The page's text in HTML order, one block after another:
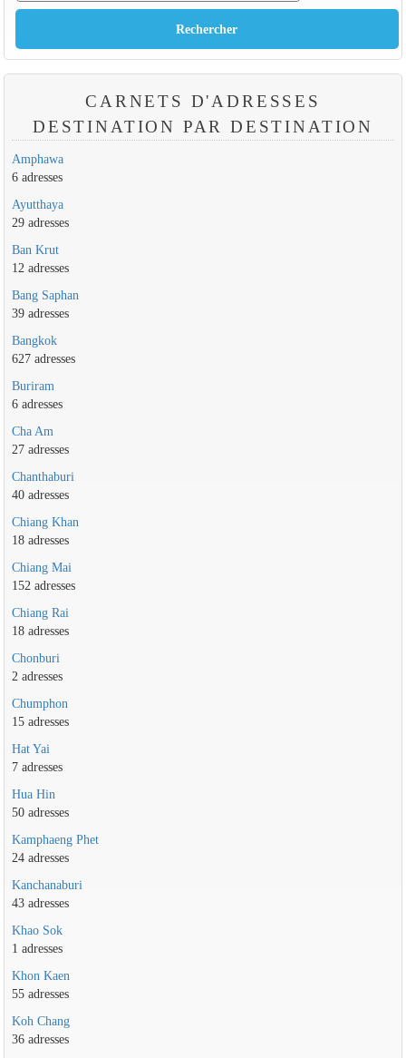
CARNETS D'ADRESSES
DESTINATION PAR DESTINATION
Amphawa
6 adresses
Ayutthaya
29 adresses
Ban Krut
12 adresses
Bang Saphan
39 adresses
Bangkok
627 adresses
Buriram
6 adresses
Cha Am
27 adresses
Chanthaburi
40 adresses
Chiang Khan
18 adresses
Chiang Mai
152 adresses
Chiang Rai
18 adresses
Chonburi
2 adresses
Chumphon
15 adresses
Hat Yai
7 adresses
Hua Hin
50 adresses
Kamphaeng Phet
24 adresses
Kanchanaburi
43 adresses
Khao Sok
1 adresses
Khon Kaen
55 adresses
Koh Chang
36 adresses